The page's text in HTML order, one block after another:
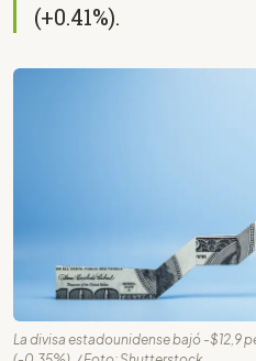
(+0.41%).
La divisa estadounidense bajó -$12,9